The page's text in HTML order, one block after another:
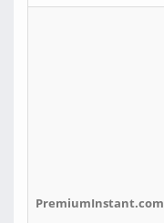
PremiumInstant.com